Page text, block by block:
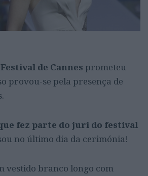
Festival de Cannes prometeu
provou-se pela presença de
fez parte do juri do festival
no último dia da cerimónia!
vestido branco longo com